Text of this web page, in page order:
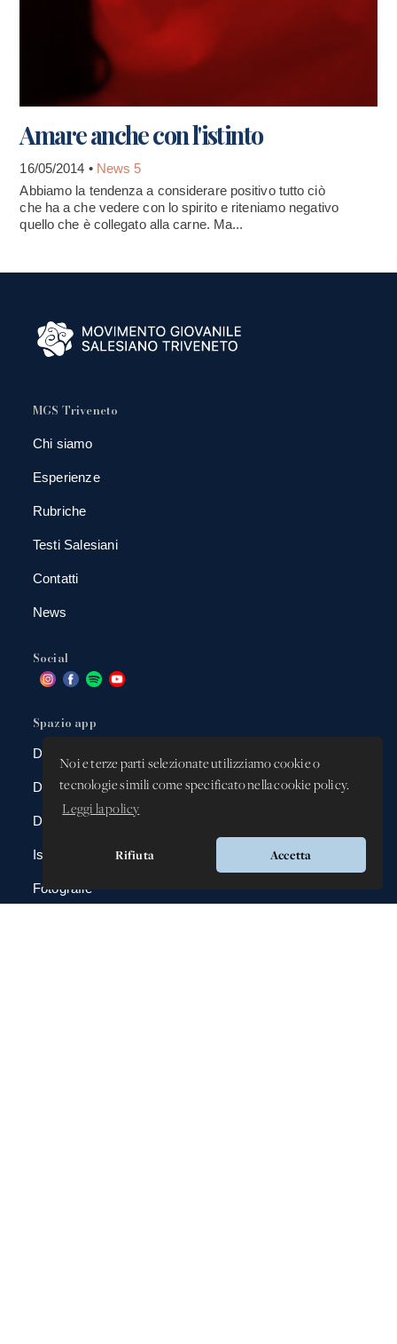
Noi e terze parti selezionate utilizziamo cookie o
tecnologie simili come specificato nella cookie policy.
Leggi la policy
Rifiuta Accetta
Amare anche con l'istinto
16/05/2014 • News 5
Abbiamo la tendenza a considerare positivo tutto ciò
che ha a che vedere con lo spirito e riteniamo negativo
quello che è collegato alla carne. Ma...
MGS Triveneto
Chi siamo
Esperienze
Rubriche
Testi Salesiani
Contatti
News
Social
Spazio app
DBAnima
DBContest
DBDrive
Iscrizioni
Fotografie